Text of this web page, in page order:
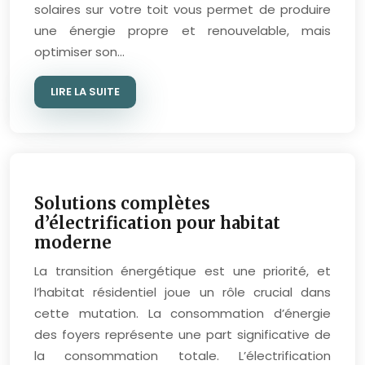
solaires sur votre toit vous permet de produire
une énergie propre et renouvelable, mais
optimiser son…
LIRE LA SUITE
Solutions complètes
d’électrification pour habitat
moderne
La transition énergétique est une priorité, et
l’habitat résidentiel joue un rôle crucial dans
cette mutation. La consommation d’énergie
des foyers représente une part significative de
la consommation totale. L’électrification